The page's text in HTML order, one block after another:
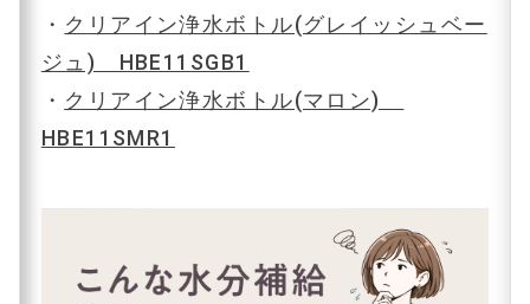
・ ク リアイン浄水ボトル(グレイッシュベー
ジュ) HBE11SGB1
・ クリアイン浄水ボトル(マロン)
HBE11SMR1